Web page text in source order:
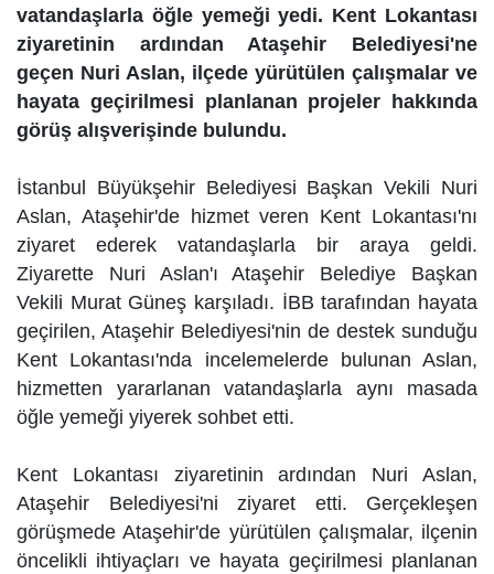
vatandaşlarla öğle yemeği yedi. Kent Lokantası
ziyaretinin ardından Ataşehir Belediyesi'ne
geçen Nuri Aslan, ilçede yürütülen çalışmalar ve
hayata geçirilmesi planlanan projeler hakkında
görüş alışverişinde bulundu.
İstanbul Büyükşehir Belediyesi Başkan Vekili Nuri
Aslan, Ataşehir'de hizmet veren Kent Lokantası'nı
ziyaret ederek vatandaşlarla bir araya geldi.
Ziyarette Nuri Aslan'ı Ataşehir Belediye Başkan
Vekili Murat Güneş karşıladı. İBB tarafından hayata
geçirilen, Ataşehir Belediyesi'nin de destek sunduğu
Kent Lokantası'nda incelemelerde bulunan Aslan,
hizmetten yararlanan vatandaşlarla aynı masada
öğle yemeği yiyerek sohbet etti.
Kent Lokantası ziyaretinin ardından Nuri Aslan,
Ataşehir Belediyesi'ni ziyaret etti. Gerçekleşen
görüşmede Ataşehir'de yürütülen çalışmalar, ilçenin
öncelikli ihtiyaçları ve hayata geçirilmesi planlanan